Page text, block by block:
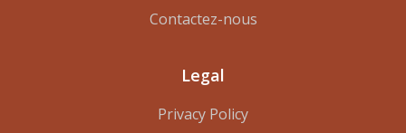
Contactez-nous
Legal
Privacy Policy